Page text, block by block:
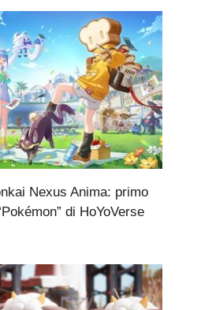
Nexus Anima: primo
di HoYoVerse